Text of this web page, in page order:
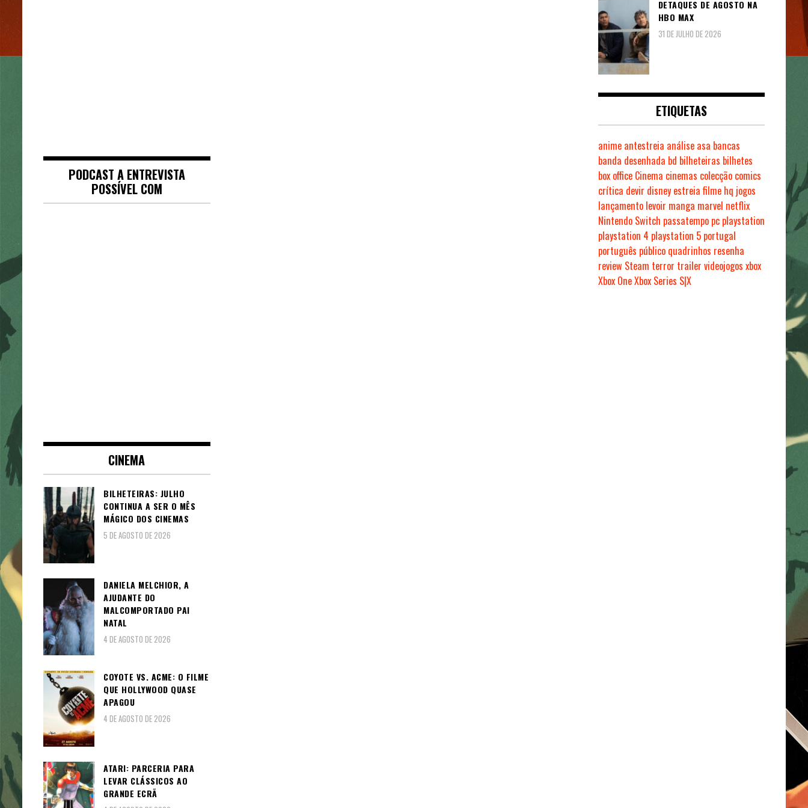
PODCAST A ENTREVISTA
POSSÍVEL COM
CINEMA
BILHETEIRAS: JULHO
CONTINUA A SER O MÊS
MÁGICO DOS CINEMAS
5 DE AGOSTO DE 2026
DANIELA MELCHIOR, A
AJUDANTE DO
MALCOMPORTADO PAI
NATAL
4 DE AGOSTO DE 2026
COYOTE VS. ACME: O FILME
QUE HOLLYWOOD QUASE
APAGOU
4 DE AGOSTO DE 2026
ATARI: PARCERIA PARA
LEVAR CLÁSSICOS AO
GRANDE ECRÃ
DETAQUES DE AGOSTO NA
HBO MAX
31 DE JULHO DE 2026
ETIQUETAS
anime antestreia análise asa bancas
banda desenhada bd bilheteiras bilhetes
box office Cinema cinemas colecção comics
crítica devir disney estreiafilme hq jogos
lançamento levoir manga marvel netflix
Nintendo Switch passatempo pc playstation
playstation 4 playstation 5 portugal
português público quadrinhos resenha
review Steam terror trailer videojogos xbox
Xbox OneXbox Series S|X